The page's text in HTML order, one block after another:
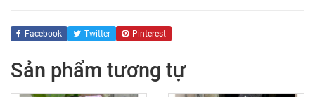
Facebook Twitter Pinterest
Sản phẩm tương tự